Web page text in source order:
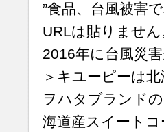
”食品、台風被害
URLは貼りません
2016年に台風災
＞キユーピーは
ヲハタブランド
海道産スイート